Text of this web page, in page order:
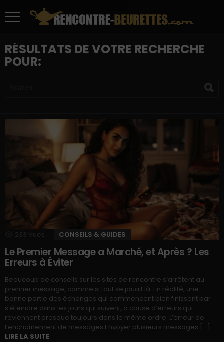
RÉSULTATS DE VOTRE RECHERCHE
POUR:
CONSEILS & GUIDES
Le Premier Message a Marché, et Après ? Les
Erreurs à Éviter
Beaucoup de conseils sur les sites de rencontre s’arrêtent au
premier message, comme si tout se jouait là. En réalité, une
bonne partie des échanges qui commencent bien finissent par
s’éteindre dans les jours qui suivent, à cause d’erreurs qui
reviennent presque toujours dans le même ordre. L’erreur de
l’enchaînement de messages Envoyer plusieurs messages […]
LIRE LA SUITE